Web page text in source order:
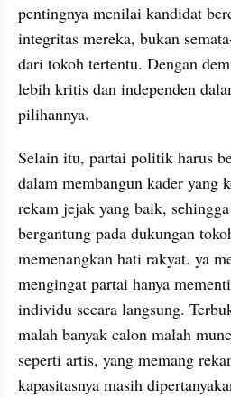
pentingnya menilai kandidat
integritas mereka, bukan
dari tokoh tertentu. Dengan
lebih kritis dan independen
pilihannya.
Selain itu, partai politik harus
dalam membangun kader yang
rekam jejak yang baik,
bergantung pada dukungan
memenangkan hati rakyat. ya
mengingat partai hanya
individu secara langsung.
malah banyak calon malah
seperti artis, yang memang
kapasitasnya masih